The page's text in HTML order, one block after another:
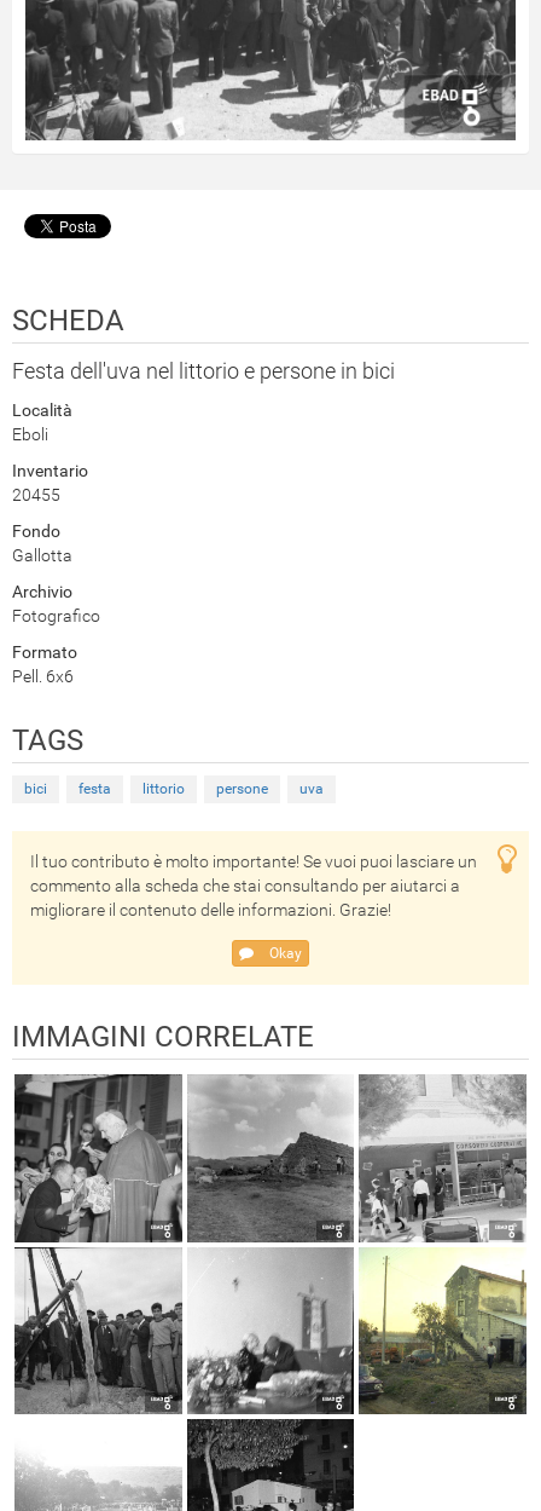
SCHEDA
Festa dell'uva nel littorio e persone in bici
Località
Eboli
Inventario
20455
Fondo
Gallotta
Archivio
Fotografico
Formato
Pell. 6x6
TAGS
bici festa littorio persone uva
Il tuo contributo è molto importante! Se vuoi puoi lasciare un
commento alla scheda che stai consultando per aiutarci a
migliorare il contenuto delle informazioni. Grazie!
Okay
IMMAGINI CORRELATE